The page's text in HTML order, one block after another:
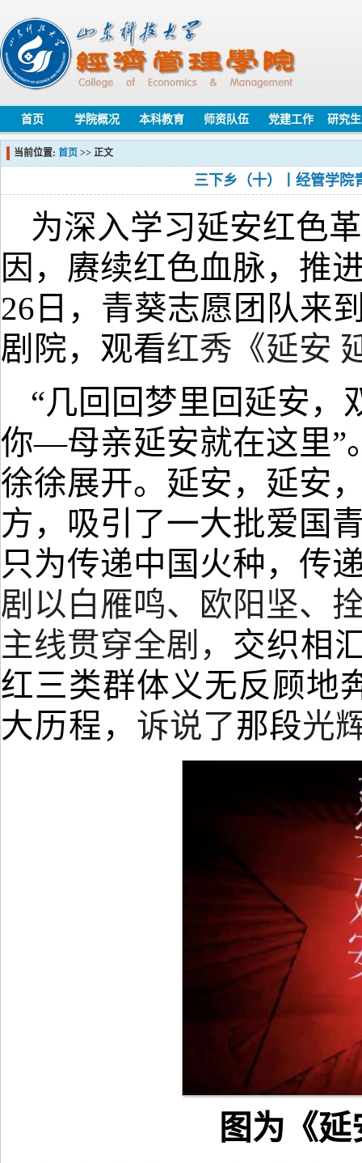
首页 学院概况 本科教育 师资队伍 党建工作 研究
当前位置: 首页 >> 正文
三下乡（十）丨经管学院
为深入学习延安红色
因，赓续红色血脉， 推
26 日 ， 青葵志愿团队来
剧院， 观看红秀 《延安
“几回回梦里回延安 ，
你—母亲延安就在这里”
徐徐展开。 延安 ， 延安
方 ， 吸引了一大批爱国
只为传递中国火种 ， 传
剧以白雁鸣、 欧阳坚、
主线贯穿全剧 ， 交织相
红三类群体义无反顾地
大历程 ， 诉说了那段光
图为 《延